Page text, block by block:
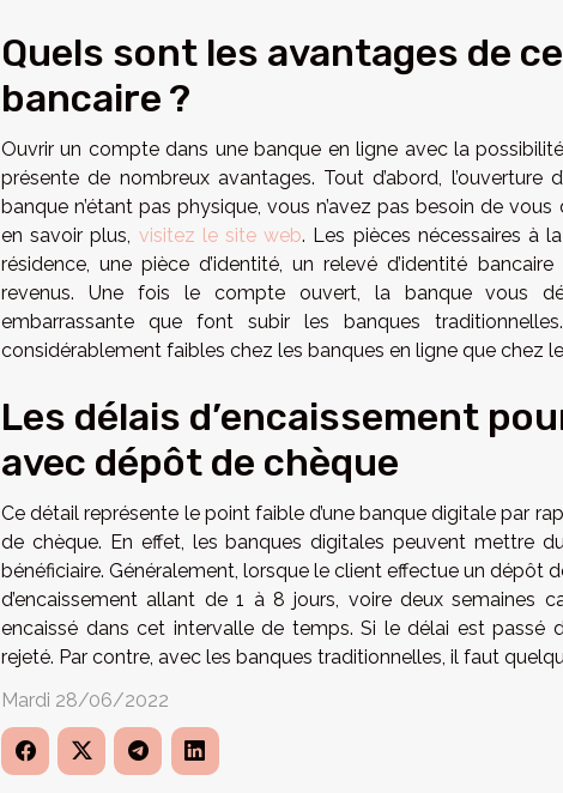
Quels sont les avantages de
bancaire ?
Ouvrir un compte dans une banque en ligne avec la
présente de nombreux avantages. Tout d’abord,
banque n’étant pas physique, vous n’avez pas besoin de
en savoir plus, visitez le site web. Les pièces nécessaires à
résidence, une pièce d’identité, un relevé d’identité
revenus. Une fois le compte ouvert, la banque vous
embarrassante que font subir les banques
considérablement faibles chez les banques en ligne que chez
Les délais d’encaissement
avec dépôt de chèque
Ce détail représente le point faible d’une banque digitale par
de chèque. En effet, les banques digitales peuvent mettre
bénéficiaire. Généralement, lorsque le client effectue un dépôt
d’encaissement allant de 1 à 8 jours, voire deux semaines
encaissé dans cet intervalle de temps. Si le délai est passé
rejeté. Par contre, avec les banques traditionnelles, il faut
Mardi 28/06/2022